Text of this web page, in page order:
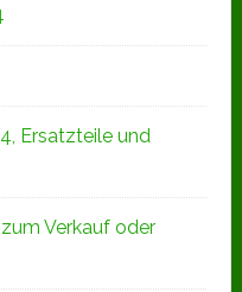
Ersatzteile und
Verkauf oder